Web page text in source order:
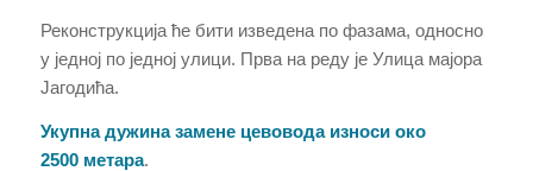
Реконструкција ће бити изведена по фазама, односно
у једној по једној улици. Прва на реду је Улица мајора
Јагодића.
Укупна дужина замене цевовода износи око
2500метара.